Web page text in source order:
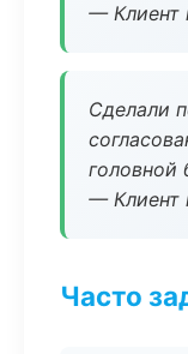
— Клиент
Сделали
головной
— Клиент
Часто